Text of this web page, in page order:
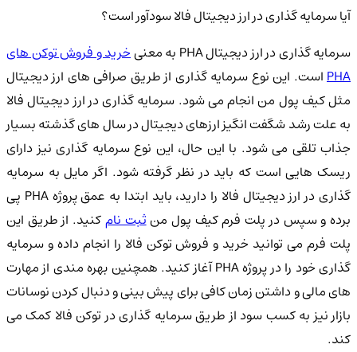
آیا سرمایه گذاری در ارز دیجیتال فالا سودآور است؟
سرمایه گذاری در ارز دیجیتال PHA به معنی
خرید و فروش توکن های
PHAاست. این نوع سرمایه گذاری از طریق صرافی های ارز دیجیتال
مثل کیف پول من انجام می شود. سرمایه گذاری در ارز دیجیتال فالا
به علت رشد شگفت انگیز ارزهای دیجیتال در سال های گذشته بسیار
جذاب تلقی می شود. با این حال، این نوع سرمایه گذاری نیز دارای
ریسک هایی است که باید در نظر گرفته شود. اگر مایل به سرمایه
گذاری در ارز دیجیتال فالا را دارید، باید ابتدا به عمق پروژه PHA پی
برده و سپس در پلت فرم کیف پول منثبت نامکنید. از طریق این
پلت فرم می توانید خرید و فروش توکن فالا را انجام داده و سرمایه
گذاری خود را در پروژه PHA آغاز کنید. همچنین بهره مندی از مهارت
های مالی و داشتن زمان کافی برای پیش بینی و دنبال کردن نوسانات
بازار نیز به کسب سود از طریق سرمایه گذاری در توکن فالا کمک می
کند.